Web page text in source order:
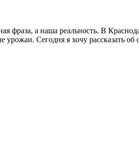
фраза, а наша реальность. В
урожаи. Сегодня я хочу рассказать